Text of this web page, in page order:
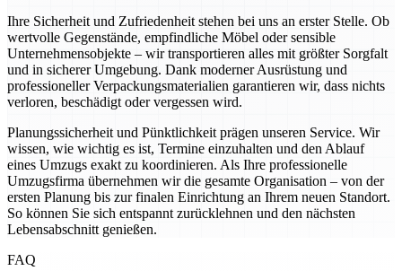
Ihre Sicherheit und Zufriedenheit stehen bei uns an erster Stelle. Ob
wertvolle Gegenstände, empfindliche Möbel oder sensible
Unternehmensobjekte – wir transportieren alles mit größter Sorgfalt
und in sicherer Umgebung. Dank moderner Ausrüstung und
professioneller Verpackungsmaterialien garantieren wir, dass nichts
verloren, beschädigt oder vergessen wird.
Planungssicherheit und Pünktlichkeit prägen unseren Service. Wir
wissen, wie wichtig es ist, Termine einzuhalten und den Ablauf
eines Umzugs exakt zu koordinieren. Als Ihre professionelle
Umzugsfirma übernehmen wir die gesamte Organisation – von der
ersten Planung bis zur finalen Einrichtung an Ihrem neuen Standort.
So können Sie sich entspannt zurücklehnen und den nächsten
Lebensabschnitt genießen.
FAQ